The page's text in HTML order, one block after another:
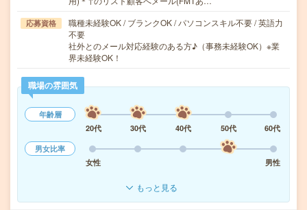
応募資格
職種未経験OK / ブランクOK / パソコンスキル不要 / 英語力
不要
社外とのメール対応経験のある方♪（事務未経験OK）※業
界未経験OK！
職場の雰囲気
年齢層
20代
30代 40代 50代
60代
男女比率
女性
男性
もっと見る